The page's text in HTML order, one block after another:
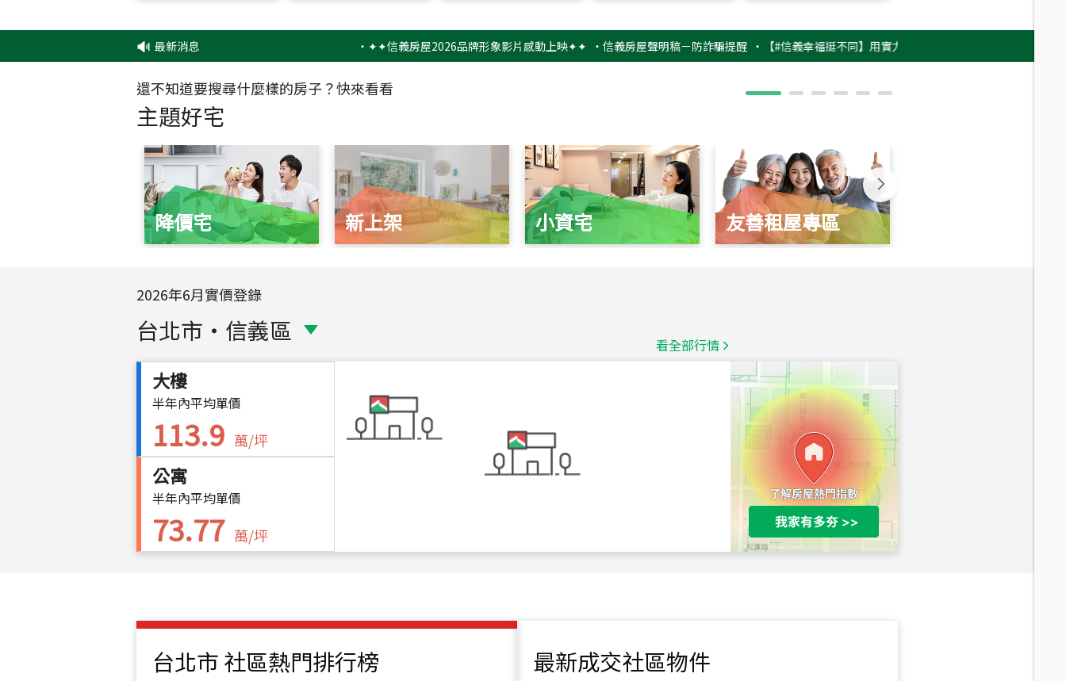
最新消息 ✦✦信義房屋2026品牌形象影片感動上映✦✦ ‧信義房屋聲明稿－防詐騙提醒 ‧【#信義幸福挺不同】用實力，讓升職免抽號碼牌！最新雇主品牌影
還不知道要搜尋什麼樣的房子？快來看看
主題好宅
降價宅 新上架 小資宅 友善租屋專區
2026年6月實價登錄
台北市 ・ 信義區 看全部行情
大樓
半年內平均單價
113.9 萬/坪
公寓
半年內平均單價
73.77 萬/坪
台北市 社區熱門排行榜 最新成交社區物件
台北市中山區長春路
1,020萬
總價
490萬
新竹市新竹市慈祥路
總價
1,808萬
115年07月 成交